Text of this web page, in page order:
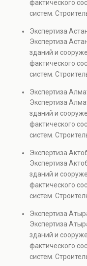
анализируется
конструкций.
необходима
реконструкции,
капитальном
эксплуатации
недвижимости.
фактического
систем.
элементов и
Услуга
капитальном
также при
проверках.
Экспертиза
Экспертиза
зданий и
фактического
систем.
элементов и
Услуга
капитальном
также при
проверках.
Экспертиза
Экспертиза
зданий и
фактического
систем.
элементов и
Услуга
капитальном
также при
проверках.
Экспертиза
Экспертиза
зданий и
фактического
систем.
элементов и
Услуга
капитальном
также при
проверках.
Экспертиза
Экспертиза
зданий и
фактического
систем.